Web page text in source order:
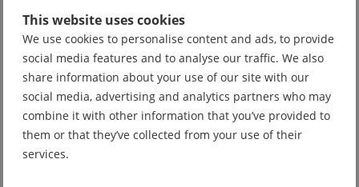
Tie 10
19.56 lv
10.00 €
This website uses cookies
We use cookies to personalise content and ads, to provide
social media features and to analyse our traffic. We also
share information about your use of our site with our
social media, advertising and analytics partners who may
combine it with other information that you’ve provided to
them or that they’ve collected from your use of their
services.